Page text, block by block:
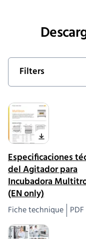
Filters
Especificaciones
del Agitador para
Incubadora
(EN only)
Fiche technique PDF